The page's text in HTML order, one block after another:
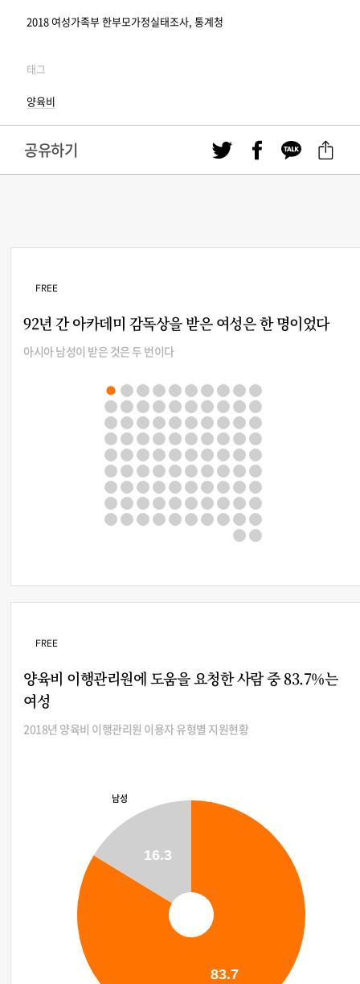
2018 여성가족부 한부모가정실태조사, 통계청
태그
양육비
공유하기
FREE
92년 간 아카데미 감독상을 받은 여성은 한 명이었다
아시아 남성이 받은 것은 두 번이다
FREE
양육비 이행관리원에 도움을 요청한 사람 중 83.7%는
여성
2018년 양육비 이행관리원 이용자 유형별 지원현황
남성
83.7
16.3